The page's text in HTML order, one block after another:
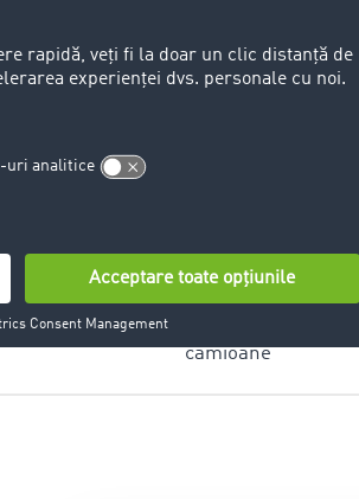
planificatorul de
planificării traseu
camioane